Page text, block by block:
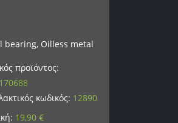
bearing, Oilless metal
προϊόντος:
κωδικός: 12890
19,90 €